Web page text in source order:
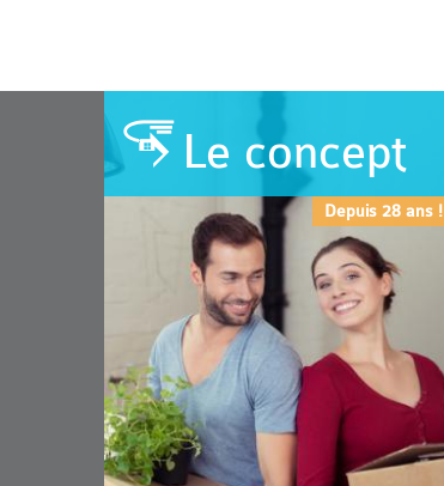
Le concept
Depuis 28 ans !